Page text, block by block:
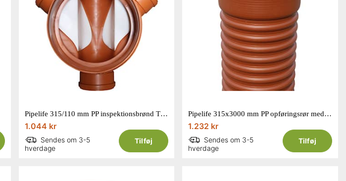
Pipelife 315/110 mm PP inspektionsbrønd TP5 unibrønd
1.044 kr
Sendes om 3-5
hverdage
Tilføj
Pipelife 315x3000 mm PP opføringsrør med muffe
1.232 kr
Sendes om 3-5
hverdage
Tilføj